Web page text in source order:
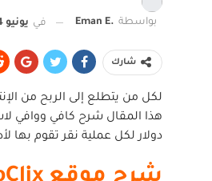
بواسطة .Eman E في يونيو 24, 2024
شارك
دولار لكل عملية نقر تقوم بها